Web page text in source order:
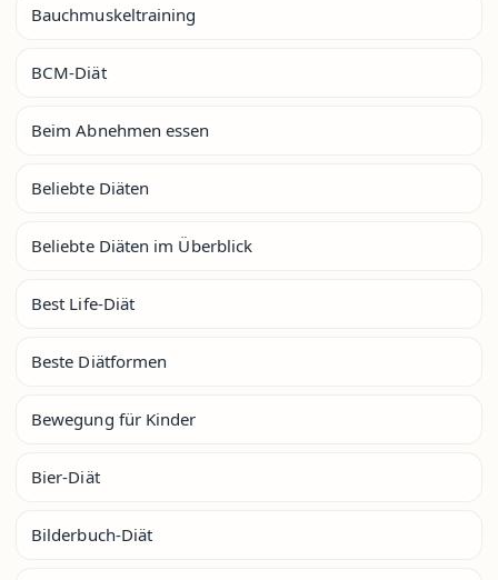
Bauchmuskeltraining
BCM-Diät
Beim Abnehmen essen
Beliebte Diäten
Beliebte Diäten im Überblick
Best Life-Diät
Beste Diätformen
Bewegung für Kinder
Bier-Diät
Bilderbuch-Diät